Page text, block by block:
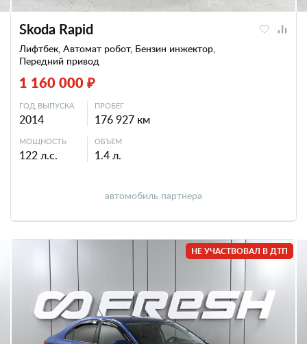
Skoda Rapid
Лифтбек, Автомат робот, Бензин инжектор,
Передний привод
1 160 000 ₽
ГОД ВЫПУСКА
2014
ПРОБЕГ
176 927 км
МОЩНОСТЬ
122 л.с.
ОБЪЕМ
1.4 л.
автомобиль партнера
НЕ УЧАСТВОВАЛ В ДТП